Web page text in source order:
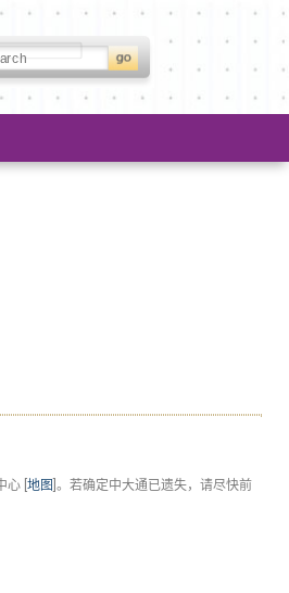
[ 地图 ]。若确定中大通已遗失，请尽快前